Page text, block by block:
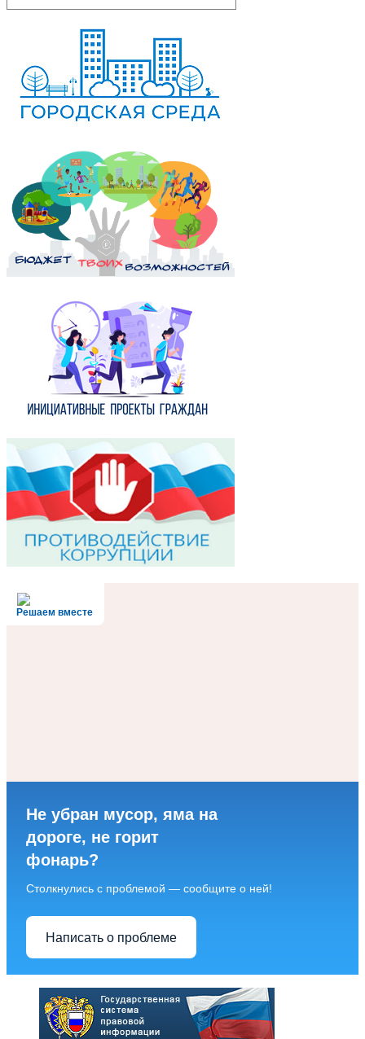
Решаем вместе
Не убран мусор, яма на
дороге, не горит
фонарь?
Столкнулись с проблемой — сообщите о ней!
Написать о проблеме